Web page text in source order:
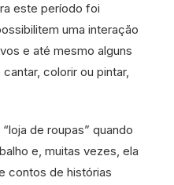
este período foi
uma interação
e até mesmo alguns
colorir ou pintar,
de roupas” quando
e, muitas vezes, ela
contos de histórias